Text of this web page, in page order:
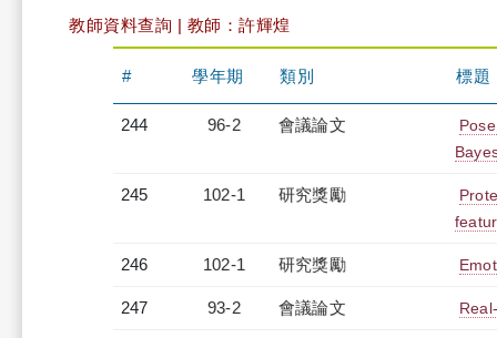
教師資料查詢 | 教師：許輝煌
# 學年期 類別 標題
244 96-2 會議論文
245 102-1 研究獎勵
246 102-1 研究獎勵
247 93-2 會議論文